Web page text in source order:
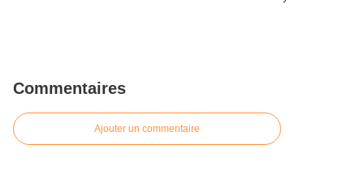
Commentaires
Ajouter un commentaire